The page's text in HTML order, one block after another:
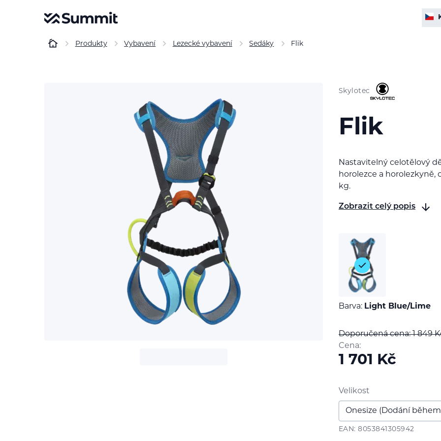
Produkty Vybavení Lezecké vybavení Sedáky Flik
Skylotec
Flik
Nastavitelný celotělový
horolezce a horolezkyně,
kg.
Zobrazit celý popis
Barva: Light Blue/Lime
Doporučená cena: 1 849
Cena:
1 701 Kč
Velikost
EAN: 8053841305942